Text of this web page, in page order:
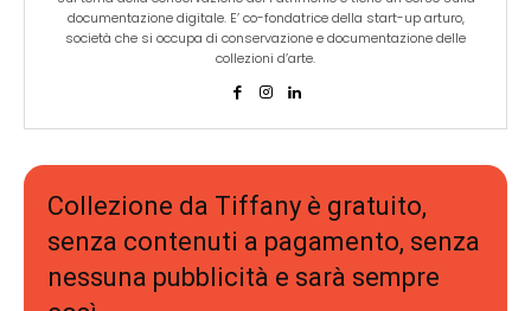
documentazione digitale. E’ co-fondatrice della start-up arturo,
società che si occupa di conservazione e documentazione delle
collezioni d’arte.
Collezione da Tiffany è gratuito,
senza contenuti a pagamento, senza
nessuna pubblicità e sarà sempre